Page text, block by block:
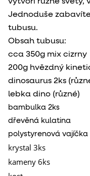
Jednoduše
tubusu.
Obsah tubusu:
cca 350g mix cizrny
200g hvězdný
dinosaurus 2ks
lebka dino (různé)
bambulka 2ks
dřevěná kulatina
polystyrenová vajíčka
krystal 3ks
kameny 6ks